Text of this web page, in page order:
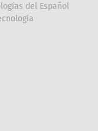
del Español